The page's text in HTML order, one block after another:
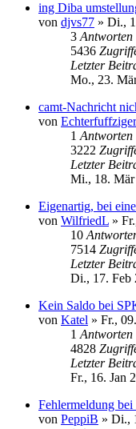
ing Diba
von djvs77 » Di.,
3 Antworten
5436
Letzter
Mo., 23.
camt-Nachricht
von Echterfuffziger
1 Antworten
3222
Letzter
Mi., 18. Mär
Eigenartig, bei
von WilfriedL »
10
7514
Letzter
Di., 17. Feb
Kein Saldo bei
von Katel » Fr.,
1 Antworten
4828
Letzter
Fr., 16. Jan
Fehlermeldung
von PeppiB » Di.,